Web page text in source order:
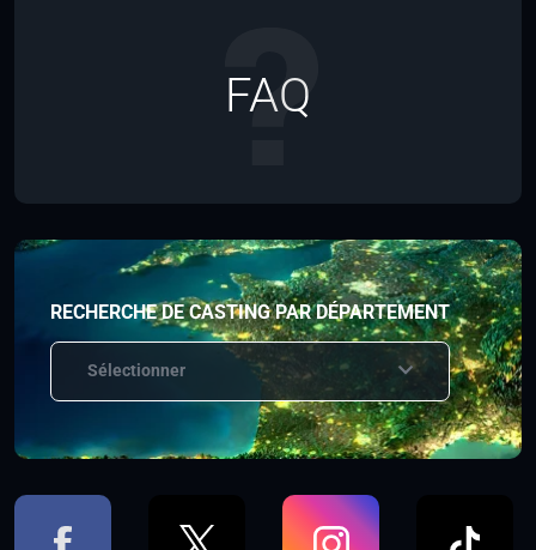
FAQ
RECHERCHE DE CASTING PAR DÉPARTEMENT
Sélectionner